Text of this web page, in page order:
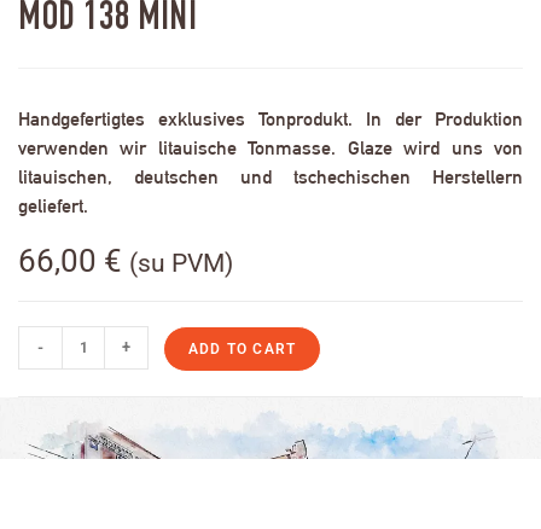
MOD 138 MINI
Handgefertigtes exklusives Tonprodukt. In der Produktion
verwenden wir litauische Tonmasse. Glaze wird uns von
litauischen, deutschen und tschechischen Herstellern
geliefert.
66,00 € (su PVM)
- + ADD TO CART